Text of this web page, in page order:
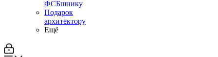
ФСБшнику
Подарок
архитектору
Ещё